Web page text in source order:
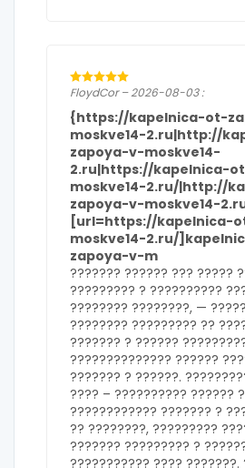
FloydCor – 2026-08-03 :
{https://kapelnica-ot-
moskve14-2.ru|http://
zapoya-v-moskve14-
2.ru|https://kapelnica-
moskve14-2.ru/|http://
zapoya-v-moskve14-
[url=https://kapelnica-
moskve14-2.ru/
zapoya-v-m
??????? ?????? ??? ?????
????????? ? ??????????
???????? ????????, —
???????? ????????? ??
??????? ? ??????
?????????????? ??????
??????? ? ??????.
???? – ?????????? ??????
???????????? ??????? ?
?? ????????, ?????????
??????? ????????? ?
??????????? ???? ???????.